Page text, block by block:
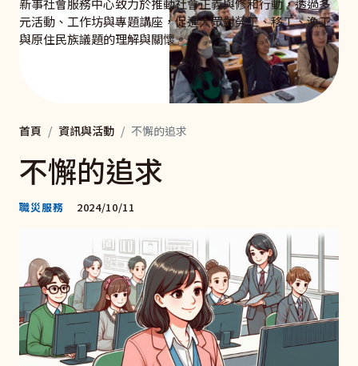
新事社會服務中心致力於推動社會正義與修和行動，透過多
元活動、工作坊與專題講座，促進大眾對勞工、移工、漁工
與原住民族議題的理解與關懷。
首頁 資訊與活動 不懈的追求
不懈的追求
職災服務 2024/10/11